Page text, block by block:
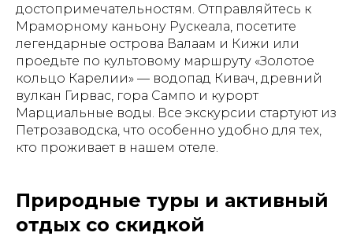
достопримечательностям. Отправляйтесь к
Мраморному каньону Рускеала, посетите
легендарные острова Валаам и Кижи или
проедьте по культовому маршруту «Золотое
кольцо Карелии» — водопад Кивач, древний
вулкан Гирвас, гора Сампо и курорт
Марциальные воды. Все экскурсии стартуют из
Петрозаводска, что особенно удобно для тех,
кто проживает в нашем отеле.
Природные туры и активный
отдых со скидкой